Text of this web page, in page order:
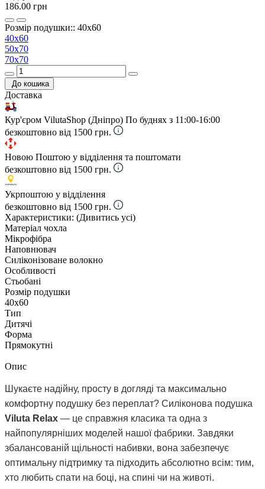
186.00 грн
Розмір подушки:: 40х60
40х60
50х70
70х70
До кошика
Доставка
Кур'єром VilutaShop (Дніпро) По буднях з 11:00-16:00
безкоштовно від 1500 грн.
Новою Поштою у відділення та поштомати
безкоштовно від 1500 грн.
Укрпоштою у відділення
безкоштовно від 1500 грн.
Характеристики: (Дивитись усі)
Матеріал чохла
Мікрофібра
Наповнювач
Силіконізоване волокно
Особливості
Стьобані
Розмір подушки
40х60
Тип
Дитячі
Форма
Прямокутні
Опис
Шукаєте надійну, просту в догляді та максимально
комфортну подушку без переплат? Силіконова подушка
Viluta Relax — це справжня класика та одна з
найпопулярніших моделей нашої фабрики. Завдяки
збалансованій щільності набивки, вона забезпечує
оптимальну підтримку та підходить абсолютно всім: тим,
хто любить спати на боці, на спині чи на животі.